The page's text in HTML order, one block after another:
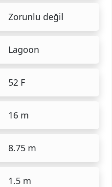
Zorunlu değil
Lagoon
52 F
16 m
8.75 m
1.5 m